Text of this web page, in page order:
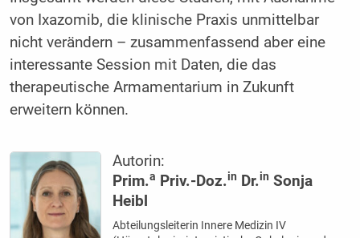
von Ixazomib, die klinische Praxis unmittelbar
nicht verändern – zusammenfassend aber eine
interessante Session mit Daten, die das
therapeutische Armamentarium in Zukunft
erweitern können.
Autorin:
Prim.a Priv.-Doz.in Dr.in Sonja
Heibl
Abteilungsleiterin Innere Medizin IV